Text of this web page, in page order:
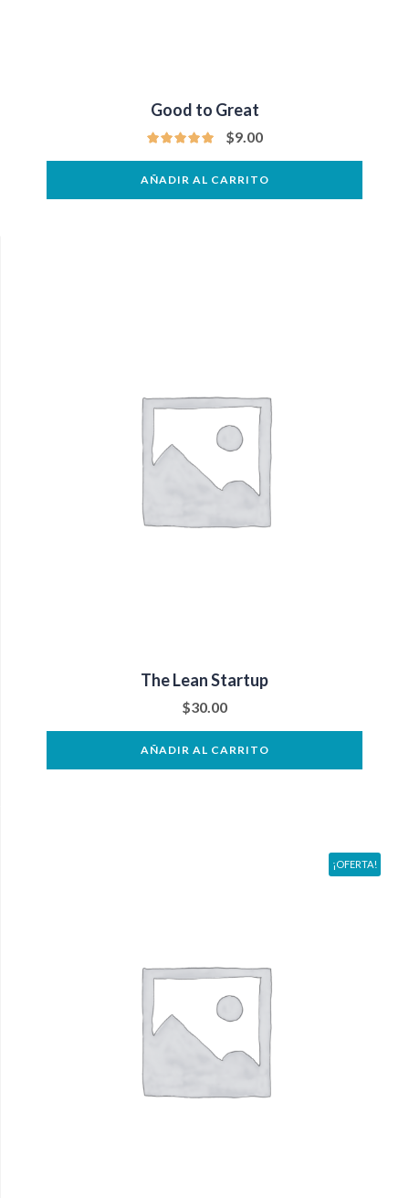
Good to Great
$9.00
AÑADIR AL CARRITO
The Lean Startup
$30.00
AÑADIR AL CARRITO
¡OFERTA!